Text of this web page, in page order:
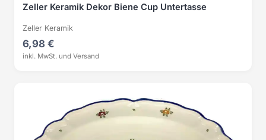
Zeller Keramik Dekor Biene Cup Untertasse
Zeller Keramik
6,98 €
inkl. MwSt. und Versand